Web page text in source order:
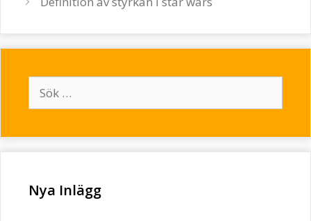
efter:
Nya Inlägg